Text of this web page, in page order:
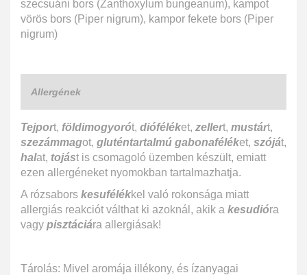
szecsuáni bors (Zanthoxylum bungeanum), kampot
vörös bors (Piper nigrum), kampor fekete bors (Piper
nigrum)
Allergének
Tejport, földimogyorót, dióféléket, zellert, mustárt,
szezámmagot, gluténtartalmú gabonaféléket, szóját,
halat, tojást is csomagoló üzemben készült, emiatt
ezen allergéneket nyomokban tartalmazhatja.
A rózsabors kesufélékkel való rokonsága miatt
allergiás reakciót válthat ki azoknál, akik a kesudióra
vagy pisztáciára allergiásak!
Tárolás: Mivel aromája illékony, és ízanyagai